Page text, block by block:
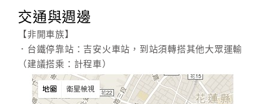
交通與週邊
【非開車族】
．台鐵停靠站：吉安火車站，到站須轉搭其他大眾運輸
（建議搭乘：計程車）